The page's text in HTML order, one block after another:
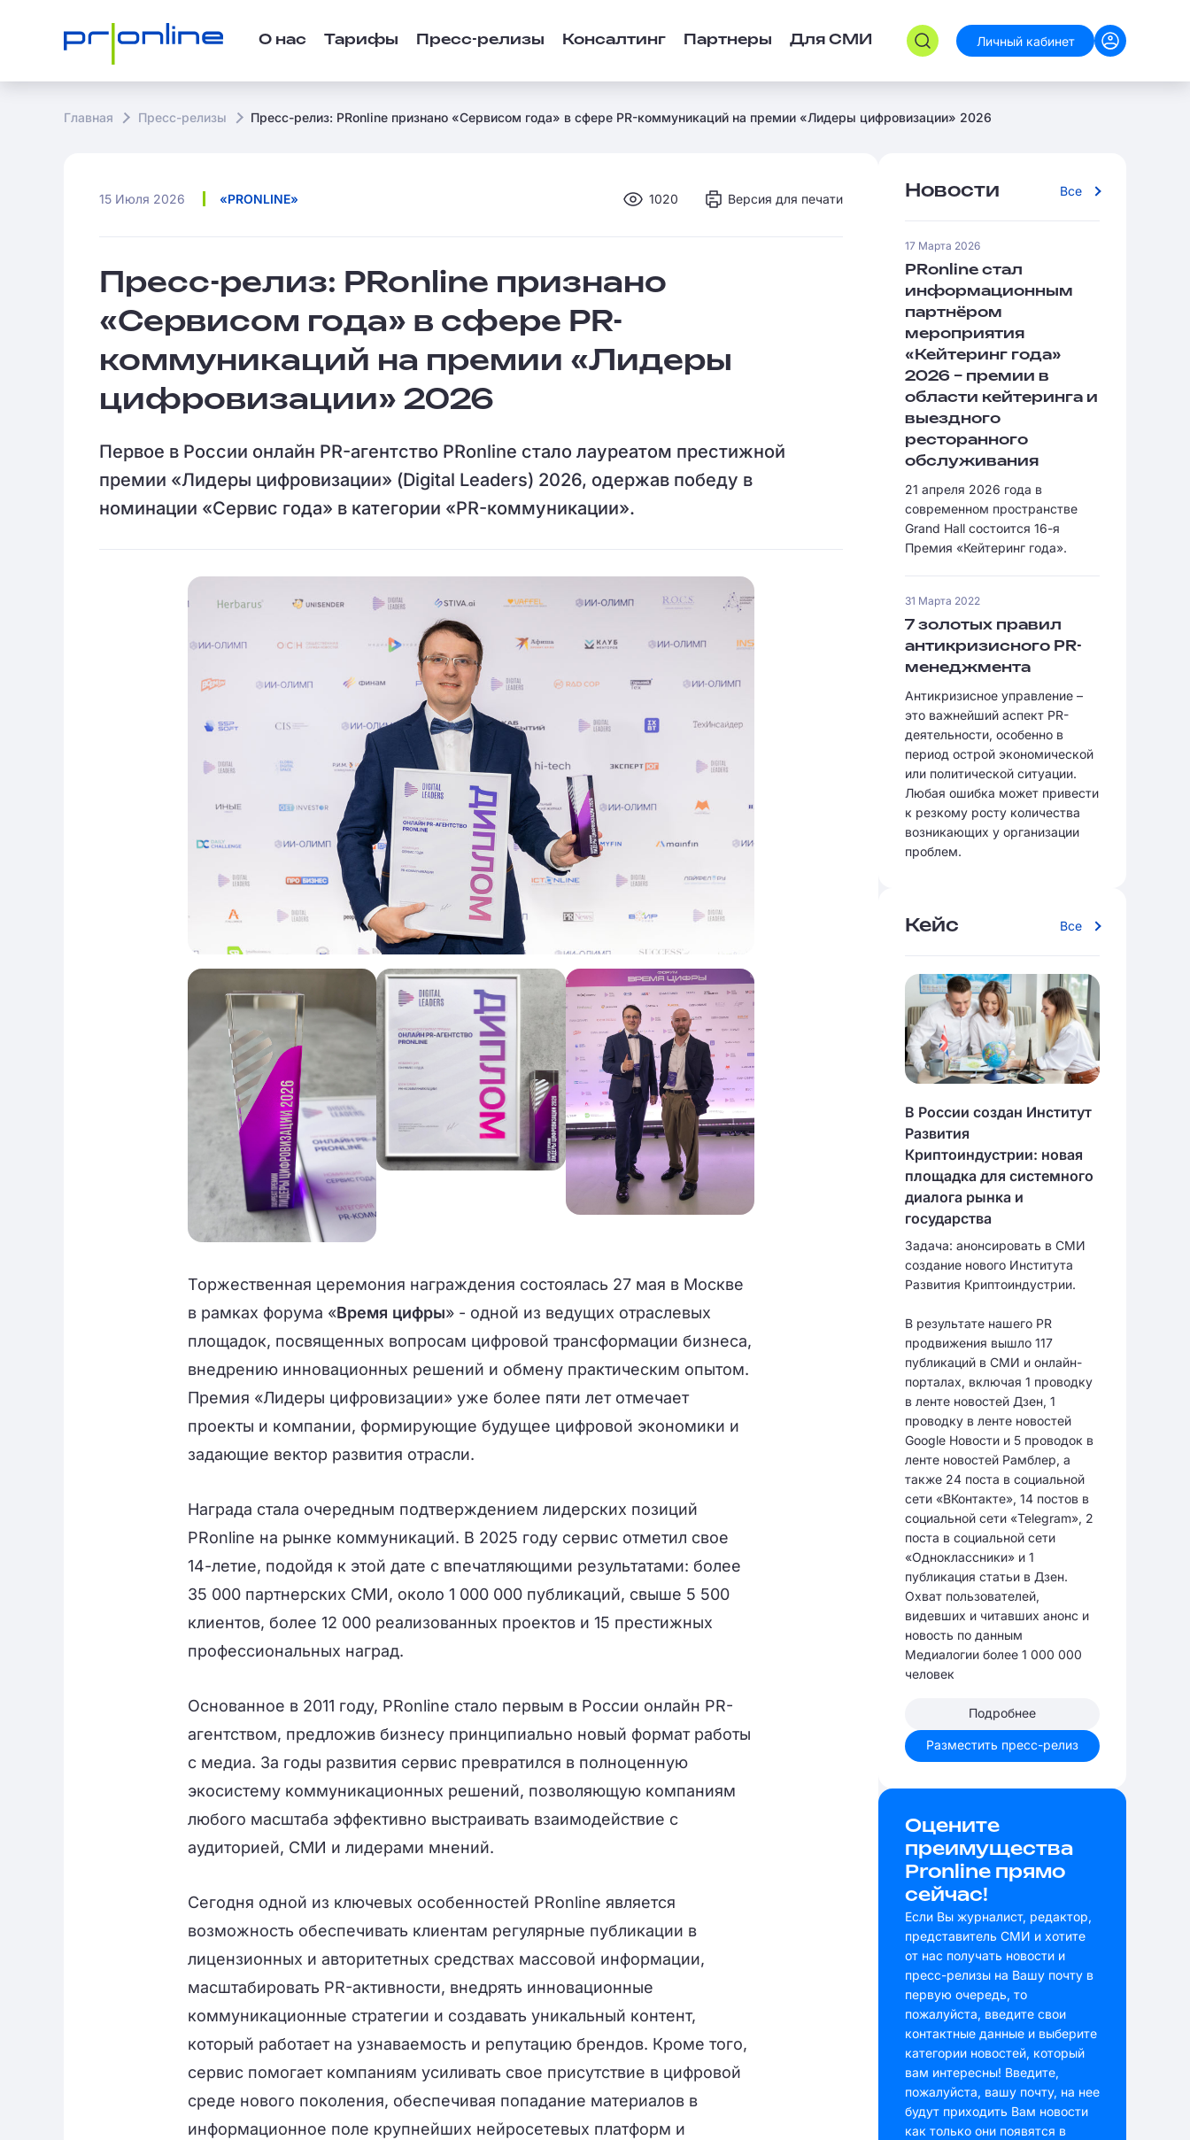
О нас Тарифы Пресс-релизы Консалтинг Партнеры Для СМИ Личный кабинет
Главная Пресс-релизы Пресс-релиз: PRonline признано «Сервисом года» в сфере PR-коммуникаций на премии «Лидеры цифровизации» 2026
15 Июля 2026 «PRONLINE» 1020 Версия для печати
Пресс-релиз: PRonline признано
«Сервисом года» в сфере PR-
коммуникаций на премии «Лидеры
цифровизации» 2026
Первое в России онлайн PR-агентство PRonline стало лауреатом престижной
премии «Лидеры цифровизации» (Digital Leaders) 2026, одержав победу в
номинации «Сервис года» в категории «PR-коммуникации».
Торжественная церемония награждения состоялась 27 мая в Москве
в рамках форума «Время цифры» - одной из ведущих отраслевых
площадок, посвященных вопросам цифровой трансформации бизнеса,
внедрению инновационных решений и обмену практическим опытом.
Премия «Лидеры цифровизации» уже более пяти лет отмечает
проекты и компании, формирующие будущее цифровой экономики и
задающие вектор развития отрасли.
Награда стала очередным подтверждением лидерских позиций
PRonline на рынке коммуникаций. В 2025 году сервис отметил свое
14-летие, подойдя к этой дате с впечатляющими результатами: более
35 000 партнерских СМИ, около 1 000 000 публикаций, свыше 5 500
клиентов, более 12 000 реализованных проектов и 15 престижных
профессиональных наград.
Основанное в 2011 году, PRonline стало первым в России онлайн PR-
агентством, предложив бизнесу принципиально новый формат работы
с медиа. За годы развития сервис превратился в полноценную
экосистему коммуникационных решений, позволяющую компаниям
любого масштаба эффективно выстраивать взаимодействие с
аудиторией, СМИ и лидерами мнений.
Сегодня одной из ключевых особенностей PRonline является
возможность обеспечивать клиентам регулярные публикации в
лицензионных и авторитетных средствах массовой информации,
масштабировать PR-активности, внедрять инновационные
коммуникационные стратегии и создавать уникальный контент,
который работает на узнаваемость и репутацию брендов. Кроме того,
сервис помогает компаниям усиливать свое присутствие в цифровой
среде нового поколения, обеспечивая попадание материалов в
информационное поле крупнейших нейросетевых платформ и
Новости Все
17 Марта 2026
PRonline стал
информационным
партнёром
мероприятия
«Кейтеринг года»
2026 – премии в
области кейтеринга и
выездного
ресторанного
обслуживания
21 апреля 2026 года в
современном пространстве
Grand Hall состоится 16-я
Премия «Кейтеринг года».
31 Марта 2022
7 золотых правил
антикризисного PR-
менеджмента
Антикризисное управление –
это важнейший аспект PR-
деятельности, особенно в
период острой экономической
или политической ситуации.
Любая ошибка может привести
к резкому росту количества
возникающих у организации
проблем.
Кейс Все
В России создан Институт
Развития
Криптоиндустрии: новая
площадка для системного
диалога рынка и
государства
Задача: анонсировать в СМИ
создание нового Института
Развития Криптоиндустрии.
В результате нашего PR
продвижения вышло 117
публикаций в СМИ и онлайн-
порталах, включая 1 проводку
в ленте новостей Дзен, 1
проводку в ленте новостей
Google Новости и 5 проводок в
ленте новостей Рамблер, а
также 24 поста в социальной
сети «ВКонтакте», 14 постов в
социальной сети «Telegram», 2
поста в социальной сети
«Одноклассники» и 1
публикация статьи в Дзен.
Охват пользователей,
видевших и читавших анонс и
новость по данным
Медиалогии более 1 000 000
человек
Подробнее
Разместить пресс-релиз
Оцените
преимущества
Pronline прямо
сейчас!
Если Вы журналист, редактор,
представитель СМИ и хотите
от нас получать новости и
пресс-релизы на Вашу почту в
первую очередь, то
пожалуйста, введите свои
контактные данные и выберите
категории новостей, который
вам интересны! Введите,
пожалуйста, вашу почту, на нее
будут приходить Вам новости
как только они появятся в